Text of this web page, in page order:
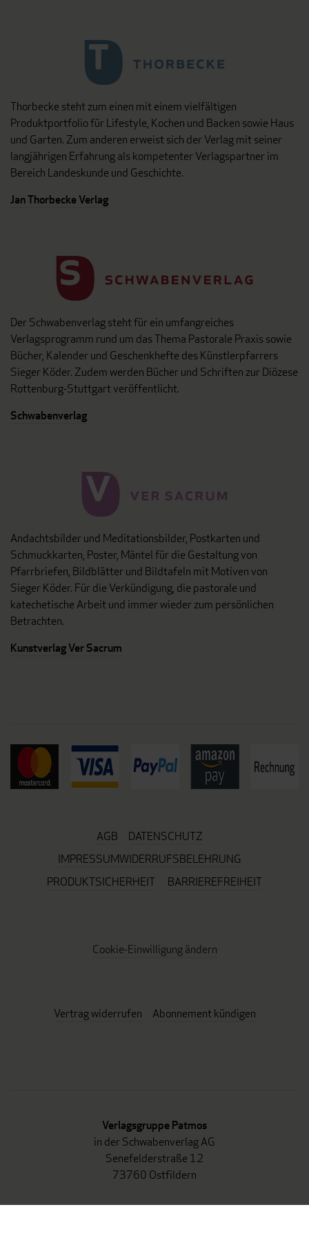
Thorbecke steht zum einen mit einem vielfältigen
Produktportfolio für Lifestyle, Kochen und Backen sowie Haus
und Garten. Zum anderen erweist sich der Verlag mit seiner
langjährigen Erfahrung als kompetenter Verlagspartner im
Bereich Landeskunde und Geschichte.
Jan Thorbecke Verlag
Der Schwabenverlag steht für ein umfangreiches
Verlagsprogramm rund um das Thema Pastorale Praxis sowie
Bücher, Kalender und Geschenkhefte des Künstlerpfarrers
Sieger Köder. Zudem werden Bücher und Schriften zur Diözese
Rottenburg-Stuttgart veröffentlicht.
Schwabenverlag
Andachtsbilder und Meditationsbilder, Postkarten und
Schmuckkarten, Poster, Mäntel für die Gestaltung von
Pfarrbriefen, Bildblätter und Bildtafeln mit Motiven von
Sieger Köder. Für die Verkündigung, die pastorale und
katechetische Arbeit und immer wieder zum persönlichen
Betrachten.
Kunstverlag Ver Sacrum
AGB
DATENSCHUTZ
IMPRESSUMWIDERRUFSBELEHRUNG
PRODUKTSICHERHEIT
BARRIEREFREIHEIT
Cookie-Einwilligung ändern
Vertrag widerrufen Abonnement kündigen
Verlagsgruppe Patmos
in der Schwabenverlag AG
Senefelderstraße 12
73760 Ostfildern